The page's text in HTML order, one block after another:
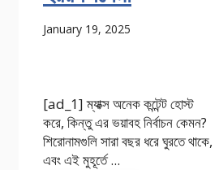
January 19, 2025
[ad_1] ম্যাক্স অনেক কন্টেন্ট হোস্ট
করে, কিন্তু এর ভয়াবহ নির্বাচন কেমন?
শিরোনামগুলি সারা বছর ধরে ঘুরতে থাকে,
এবং এই মুহূর্তে ...